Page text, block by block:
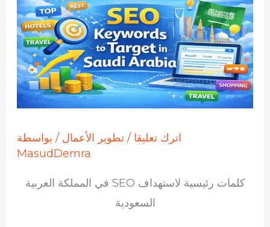
اترك تعليقا / تطوير الأعمال / بواسطة
MasudDemra
كلمات رئيسية لاستهداف SEO في المملكة العربية
السعودية